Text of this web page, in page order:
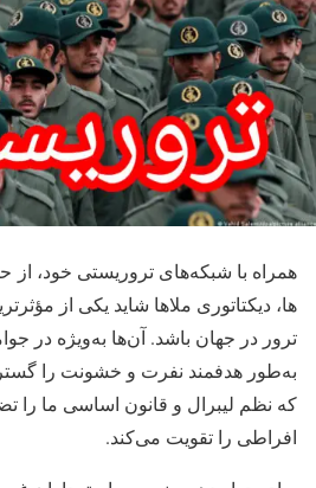
همراه با شبکه‌های تروریستی خود،
ها، دیکتاتوری ملاها شاید یکی از
ترور در جهان باشد. آن‌ها به‌ویژه در
به‌طور هدفمند نفرت و خشونت را
که نظم لیبرال و قانون اساسی ما را
افراطی را تقویت می‌کند.